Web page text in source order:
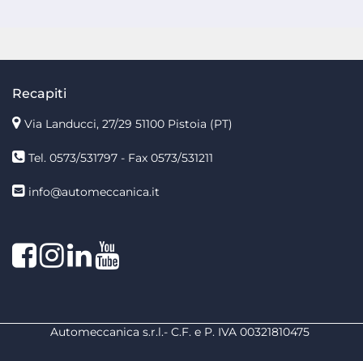
Recapiti
Via Landucci, 27/29 51100 Pistoia (PT)
Tel. 0573/531797 - Fax 0573/531211
info@automeccanica.it
FacebookInstagram
linkedin
Automeccanica s.r.l.- C.F. e P. IVA 00321810475